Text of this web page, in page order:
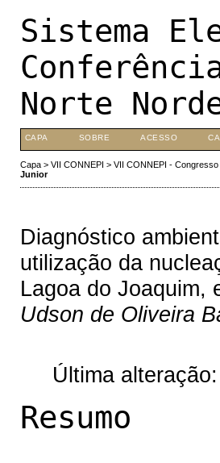
Sistema
Norte
CAPA SOBRE ACESSO
Capa> VII CONNEPI > VII CONNEPI -
Junior
Diagnóstico
utilização da
Lagoa do Joaquim,
Udson de Oliveira
Última
Resumo